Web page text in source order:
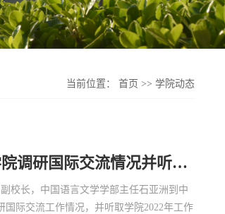
当前位置： 首页 >> 学院动态
调研国际交流情况并听…
校长，中国语言文学学部主任石亚洲到中
国际交流工作情况，并听取学院2022年工作